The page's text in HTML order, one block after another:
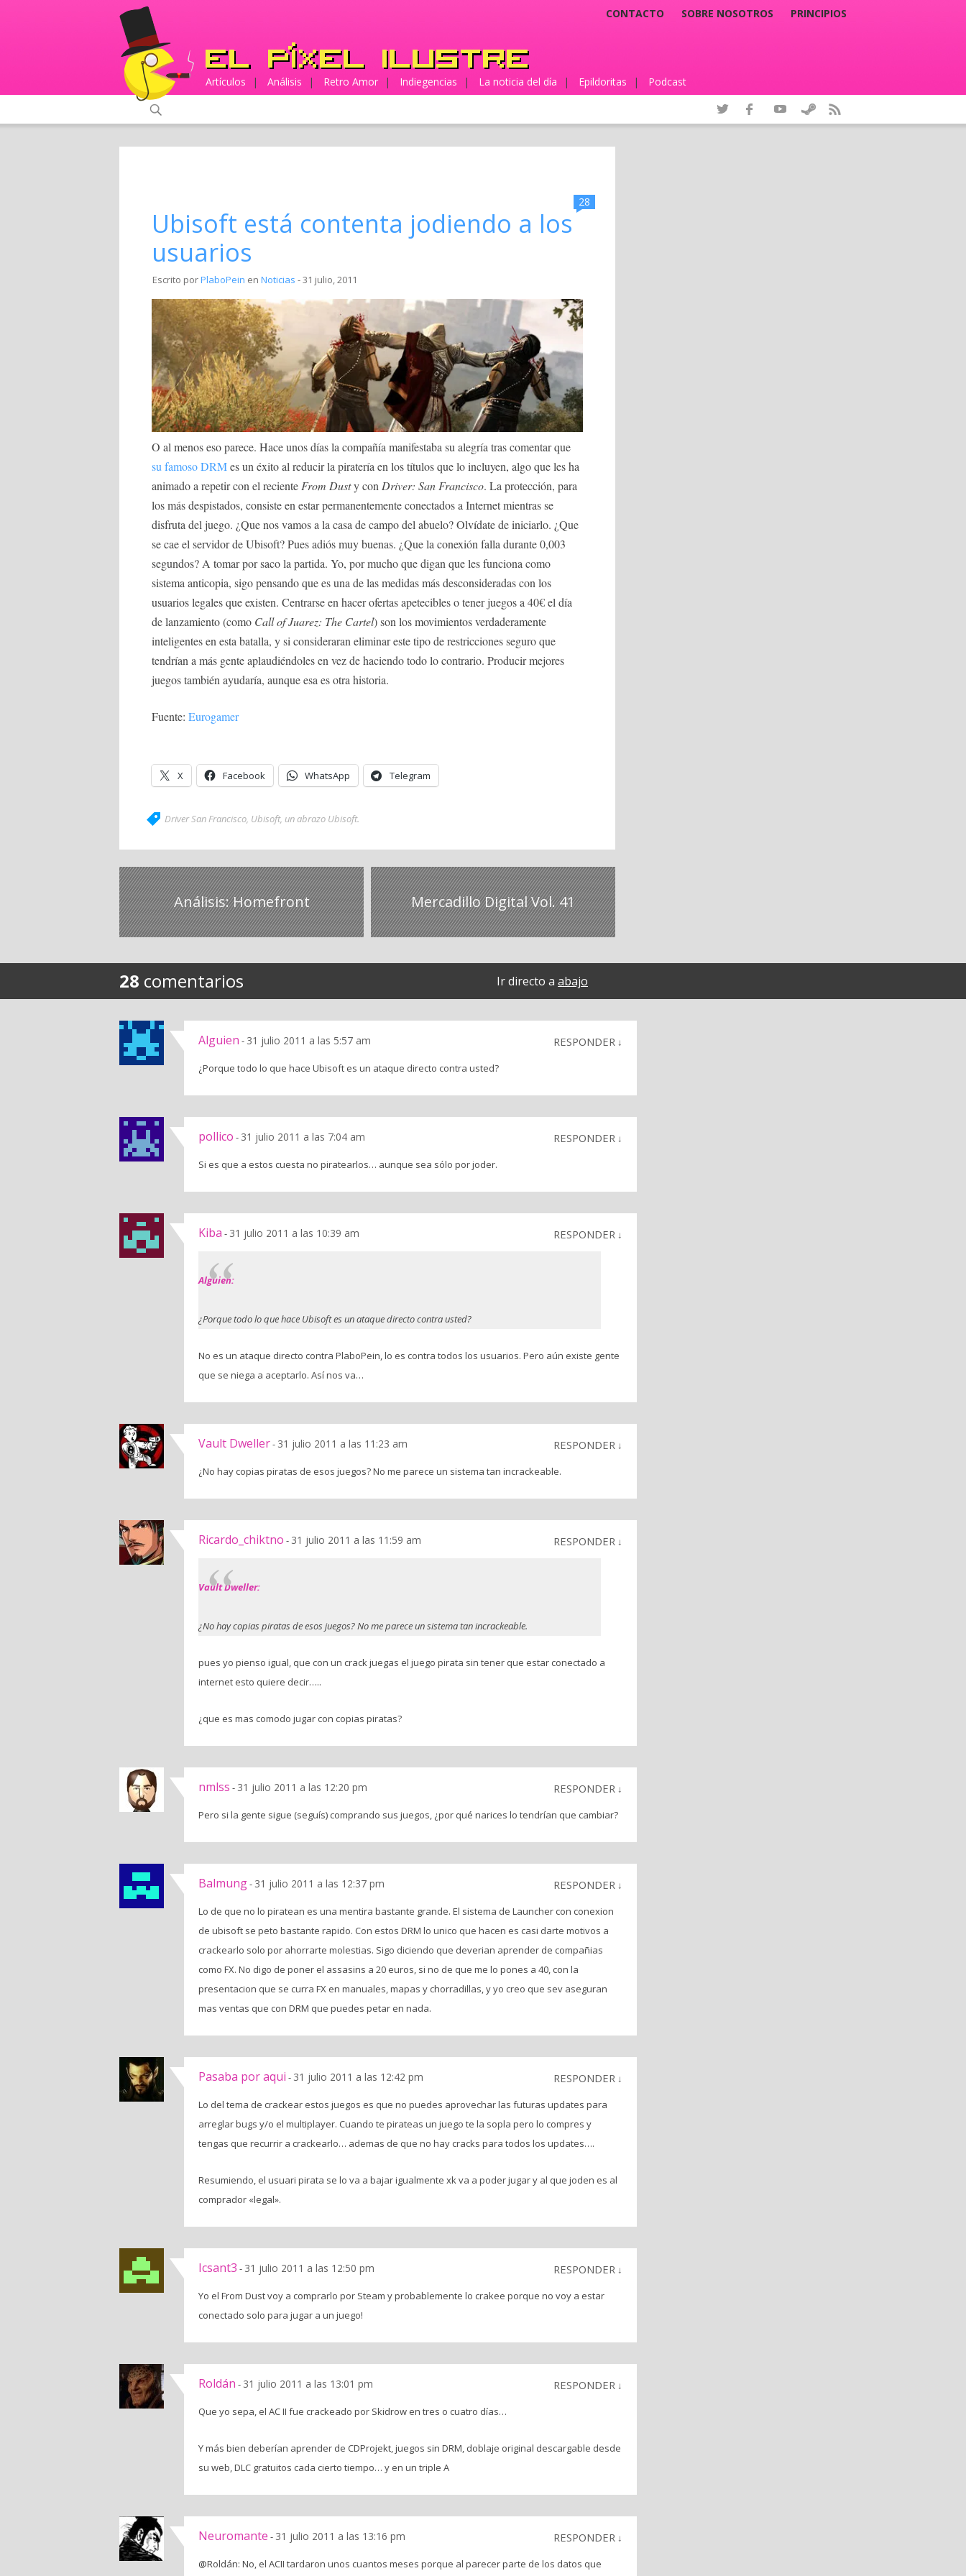
CONTACTO SOBRE NOSOTROS PRINCIPIOS
Artículos | Análisis | Retro Amor | Indiegencias | La noticia del día | Epildoritas | Podcast
28
Ubisoft está contenta jodiendo a los
usuarios
Escrito porPlaboPein en Noticias - 31 julio, 2011
O al menos eso parece. Hace unos días la compañía manifestaba su alegría tras comentar que
su famoso DRMes un éxito al reducir la piratería en los títulos que lo incluyen, algo que les ha
animado a repetir con el reciente From Dusty con Driver: San Francisco. La protección, para
los más despistados, consiste en estar permanentemente conectados a Internet mientras se
disfruta del juego. ¿Que nos vamos a la casa de campo del abuelo? Olvídate de iniciarlo. ¿Que
se cae el servidor de Ubisoft? Pues adiós muy buenas. ¿Que la conexión falla durante 0,003
segundos? A tomar por saco la partida. Yo, por mucho que digan que les funciona como
sistema anticopia, sigo pensando que es una de las medidas más desconsideradas con los
usuarios legales que existen. Centrarse en hacer ofertas apetecibles o tener juegos a 40€ el día
de lanzamiento (como Call of Juarez: The Cartel) son los movimientos verdaderamente
inteligentes en esta batalla, y si consideraran eliminar este tipo de restricciones seguro que
tendrían a más gente aplaudiéndoles en vez de haciendo todo lo contrario. Producir mejores
juegos también ayudaría, aunque esa es otra historia.
Fuente: Eurogamer
X Facebook WhatsApp Telegram
Driver San Francisco, Ubisoft, un abrazo Ubisoft.
Análisis: Homefront Mercadillo Digital Vol. 41
28 comentarios Ir directo a abajo
Alguien - 31 julio 2011 a las 5:57 am RESPONDER ↓
¿Porque todo lo que hace Ubisoft es un ataque directo contra usted?
pollico - 31 julio 2011 a las 7:04 am RESPONDER ↓
Si es que a estos cuesta no piratearlos… aunque sea sólo por joder.
Kiba - 31 julio 2011 a las 10:39 am RESPONDER ↓
Alguien:
¿Porque todo lo que hace Ubisoft es un ataque directo contra usted?
No es un ataque directo contra PlaboPein, lo es contra todos los usuarios. Pero aún existe gente
que se niega a aceptarlo. Así nos va…
Vault Dweller- 31 julio 2011 a las 11:23 am RESPONDER ↓
¿No hay copias piratas de esos juegos? No me parece un sistema tan incrackeable.
Ricardo_chiktno - 31 julio 2011 a las 11:59 am RESPONDER ↓
Vault Dweller:
¿No hay copias piratas de esos juegos? No me parece un sistema tan incrackeable.
pues yo pienso igual, que con un crack juegas el juego pirata sin tener que estar conectado a
internet esto quiere decir…..
¿que es mas comodo jugar con copias piratas?
nmlss - 31 julio 2011 a las 12:20 pm RESPONDER ↓
Pero si la gente sigue (seguís) comprando sus juegos, ¿por qué narices lo tendrían que cambiar?
Balmung- 31 julio 2011 a las 12:37 pm RESPONDER ↓
Lo de que no lo piratean es una mentira bastante grande. El sistema de Launcher con conexion
de ubisoft se peto bastante rapido. Con estos DRM lo unico que hacen es casi darte motivos a
crackearlo solo por ahorrarte molestias. Sigo diciendo que deverian aprender de compañias
como FX. No digo de poner el assasins a 20 euros, si no de que me lo pones a 40, con la
presentacion que se curra FX en manuales, mapas y chorradillas, y yo creo que sev aseguran
mas ventas que con DRM que puedes petar en nada.
Pasaba por aqui - 31 julio 2011 a las 12:42 pm RESPONDER ↓
Lo del tema de crackear estos juegos es que no puedes aprovechar las futuras updates para
arreglar bugs y/o el multiplayer. Cuando te pirateas un juego te la sopla pero lo compres y
tengas que recurrir a crackearlo… ademas de que no hay cracks para todos los updates….
Resumiendo, el usuari pirata se lo va a bajar igualmente xk va a poder jugar y al que joden es al
comprador «legal».
Icsant3 - 31 julio 2011 a las 12:50 pm RESPONDER ↓
Yo el From Dust voy a comprarlo por Steam y probablemente lo crakee porque no voy a estar
conectado solo para jugar a un juego!
Roldán - 31 julio 2011 a las 13:01 pm RESPONDER ↓
Que yo sepa, el AC II fue crackeado por Skidrow en tres o cuatro días…
Y más bien deberían aprender de CDProjekt, juegos sin DRM, doblaje original descargable desde
su web, DLC gratuitos cada cierto tiempo… y en un triple A
Neuromante - 31 julio 2011 a las 13:16 pm RESPONDER ↓
@Roldán: No, el ACII tardaron unos cuantos meses porque al parecer parte de los datos que